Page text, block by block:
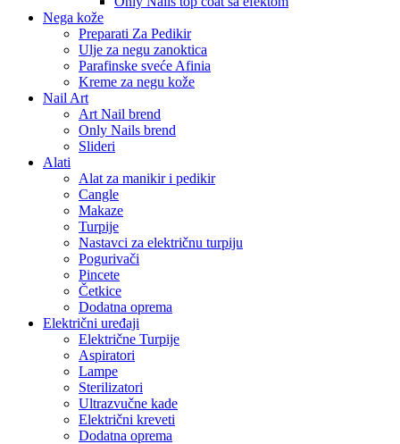
Nega kože
Preparati Za Pedikir
Ulje za negu zanoktica
Parafinske sveće Afinia
Kreme za negu kože
Nail Art
Art Nail brend
Only Nails brend
Slideri
Alati
Alat za manikir i pedikir
Cangle
Makaze
Turpije
Nastavci za električnu turpiju
Pogurivači
Pincete
Četkice
Dodatna oprema
Električni uređaji
Električne Turpije
Aspiratori
Lampe
Sterilizatori
Ultrazvučne kade
Električni kreveti
Dodatna oprema